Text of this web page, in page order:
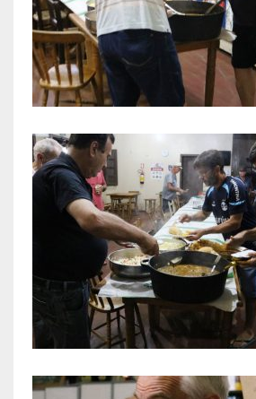
Carta de Serviços ao Usuário
Transparência 2015
Lei de Acesso à Informação – LAI
O que é?
Perguntas e Respostas
Formulário de Pedido de Informações
Formulário de Recurso
Relatório Anual de Solicitações – SIC